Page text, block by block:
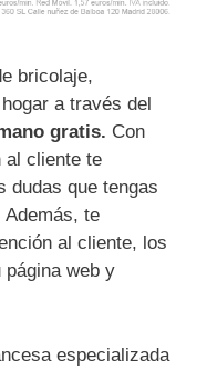
bricolaje,
a través del
gratis. Con
al cliente te
dudas que tengas
te
al cliente, los
web y
especializada